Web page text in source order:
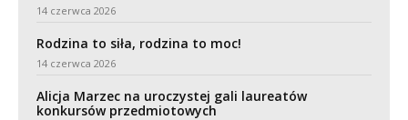
14 czerwca 2026
Rodzina to siła, rodzina to moc!
14 czerwca 2026
Alicja Marzec na uroczystej gali laureatów
konkursów przedmiotowych